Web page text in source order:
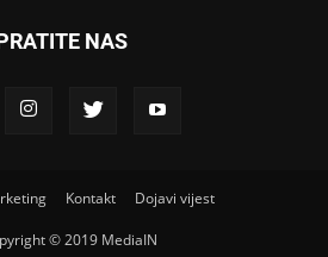
NAS
Kontakt Dojavi vijest
© 2019 MediaIN